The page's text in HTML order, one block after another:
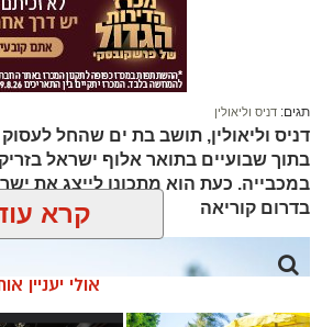
תגים: דניס וליאולין
בתוך שבועיים בתואר אלוף ישראל
במכבייה. כעת הוא מתכונן לייצג את
בדרום קוריאה
קרא
אולי יעניין